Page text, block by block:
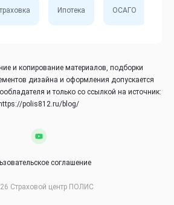
Ипотека ОСАГО
и копирование материалов, подборки
дизайна и оформления допускается
и только со ссылкой на источник:
https://polis812.ru/blog/
соглашение
Страховой центр ПОЛИС